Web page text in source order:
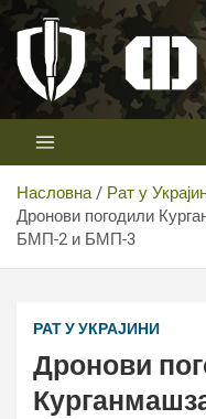
Скип
цонтент
Први војни канал у
Насловна
Рат у
Дронови погодили
БМП-2 и БМП-3
РАТ У УКРАЈИНИ
Дронови